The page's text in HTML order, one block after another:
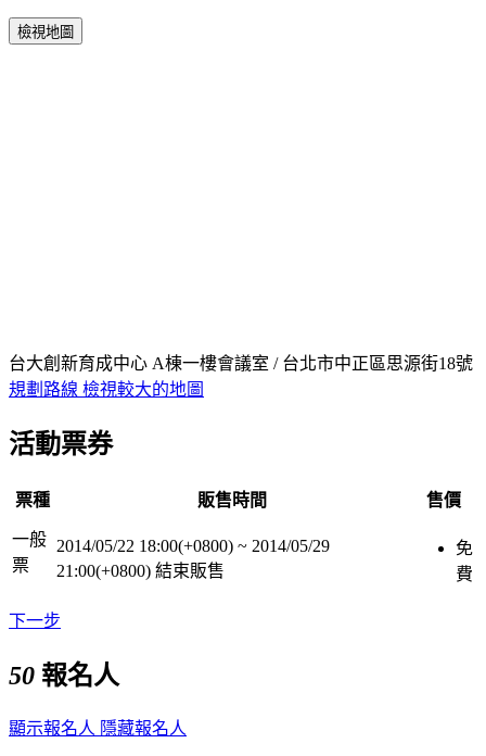
檢視地圖
台大創新育成中心 A棟一樓會議室 / 台北市中正區思源街18號
規劃路線 檢視較大的地圖
活動票券
票種 販售時間 售價
一般
票
2014/05/22 18:00(+0800) ~ 2014/05/29
21:00(+0800) 結束販售
免
費
下一步
50 報名人
顯示報名人 隱藏報名人